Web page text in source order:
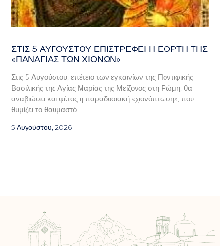
ΣΤΙΣ 5 ΑΥΓΟΎΣΤΟΥ ΕΠΙΣΤΡΈΦΕΙ Η ΕΟΡΤΉ ΤΗΣ
«ΠΑΝΑΓΊΑΣ ΤΩΝ ΧΙΌΝΩΝ»
Στις 5 Αυγούστου, επέτειο των εγκαινίων της Ποντιφικής
Βασιλικής της Αγίας Μαρίας της Μείζονος στη Ρώμη, θα
αναβιώσει και φέτος η παραδοσιακή «χιονόπτωση», που
θυμίζει το θαυμαστό
5 Αυγούστου, 2026